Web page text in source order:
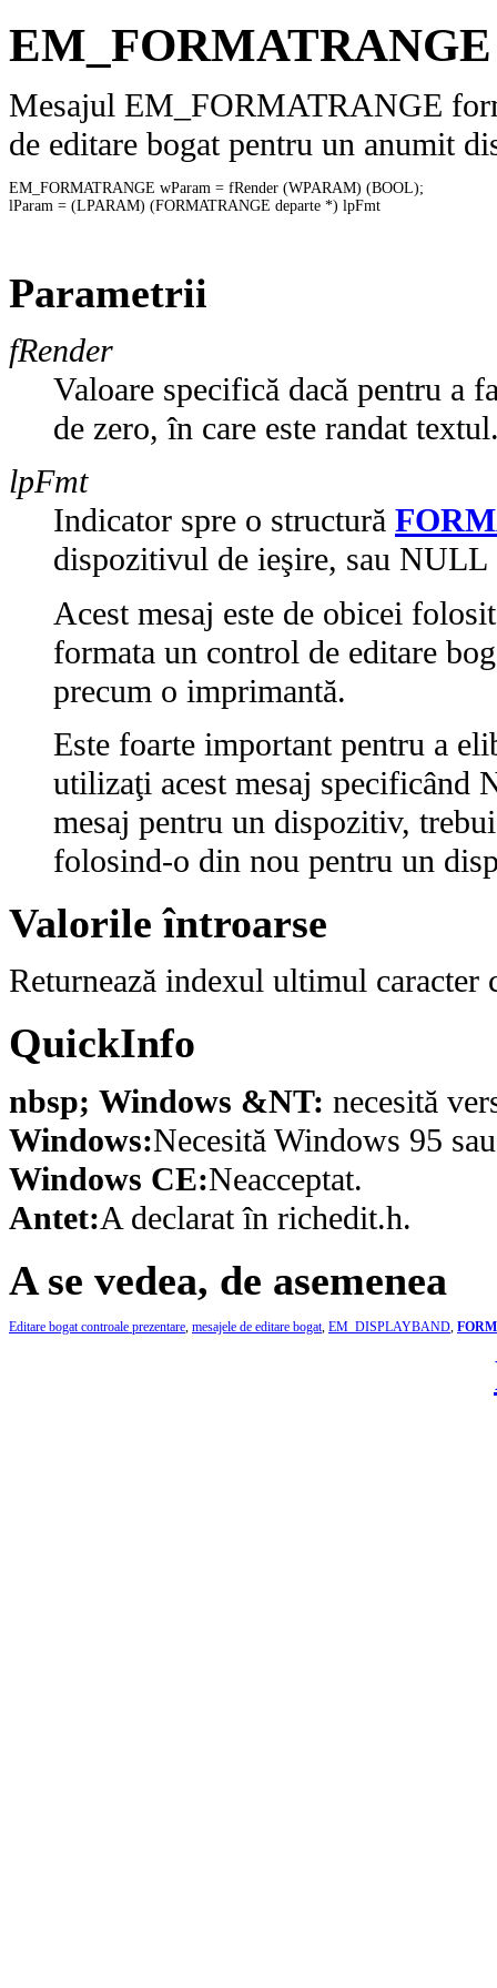
EM_FORMATRANGE
Mesajul EM_FORMATRANGE
de editare bogat pentru un anumit
EM_FORMATRANGE wParam = fRender (WPARAM) (BOOL);
lParam = (LPARAM) (FORMATRANGE departe *) lpFmt
Parametrii
fRender
Valoare specifică dacă pentru a
de zero, în care este randat
lpFmt
Indicator spre o structură
dispozitivul de ieşire, sau
Acest mesaj este de obicei
formata un control de editare
precum o imprimantă.
Este foarte important pentru a
utilizaţi acest mesaj
mesaj pentru un dispozitiv,
folosind-o din nou pentru un
Valorile întroarse
Returnează indexul ultimul caracter
QuickInfo
nbsp; Windows &NT: necesită
Windows:Necesită Windows 95
Windows CE:Neacceptat.
Antet:A declarat în richedit.h.
A se vedea, de asemenea
Editare bogat controale prezentare, mesajele de editare bogat, EM_DISPLAYBAND,